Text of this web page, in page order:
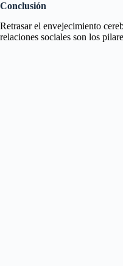
Conclusión
Retrasar el envejecimiento
relaciones sociales son los